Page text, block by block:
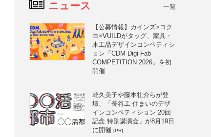
ニュース 一覧
【公募情報】カインズ×コク
ヨ×VUILDがタッグ、家具・
木工品デザインコンペティシ
ョン「CDM Digi Fab
COMPETITION 2026」を初
開催
乾久美子や藤本壮介らが登
壇、「長谷工 住まいのデザ
インコンペティション 20回
記念 特別講演会」が8月19日
に開催 [PR]